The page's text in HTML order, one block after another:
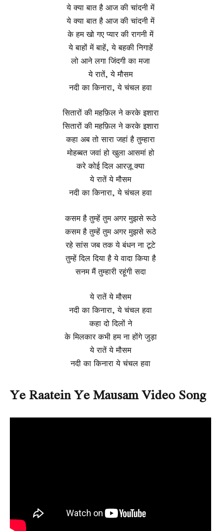
ये क्या बात है आज की चांदनी में
ये क्या बात है आज की चांदनी में
के हम खो गए प्यार की रागनी में
ये बाहों में बाहें, ये बहकी निगाहें
लो आने लगा जिंदगी का मजा
ये रातें, ये मौसम
नदी का किनारा, ये चंचल हवा
सितारों की महफ़िल ने करके इशारा
सितारों की महफ़िल ने करके इशारा
कहा अब तो सारा जहां है तुम्हारा
मोहब्बत जवां हो खुला आसमां हो
करे कोई दिल आरज़ू क्या
ये रातें ये मौसम
नदी का किनारा, ये चंचल हवा
कसम है तुम्हें तुम अगर मुझसे रूठे
कसम है तुम्हें तुम अगर मुझसे रूठे
रहे सांस जब तक ये बंधन ना टूटे
तुम्हें दिल दिया है ये वादा किया है
सनम मैं तुम्हारी रहूंगी सदा
ये रातें ये मौसम
नदी का किनारा, ये चंचल हवा
कहा दो दिलों ने
के मिलकार कभी हम ना होंगे जुड़ा
ये रातें ये मौसम
नदी का किनारा ये चंचल हवा
Ye Raatein Ye Mausam Video Song